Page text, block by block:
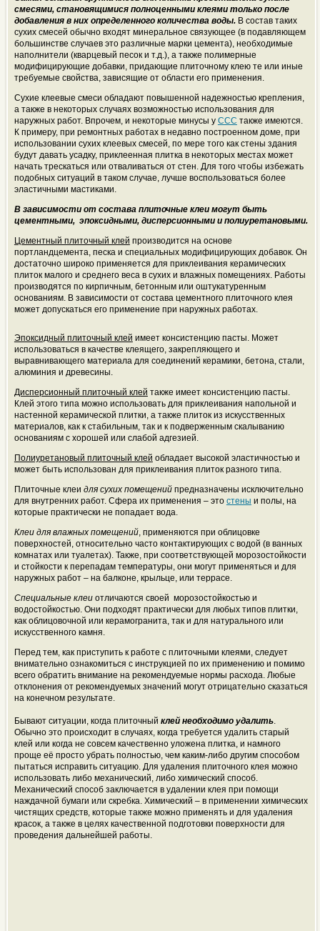
смесями, становящимися полноценными клеями только после
добавления в них определенного количества воды.В состав таких
сухих смесей обычно входят минеральное связующее (в подавляющем
большинстве случаев это различные марки цемента), необходимые
наполнители (кварцевый песок и т.д.), а также полимерные
модифицирующие добавки, придающие плиточному клею те или иные
требуемые свойства, зависящие от области его применения.
Сухие клеевые смеси обладают повышенной надежностью крепления,
а также в некоторых случаях возможностью использования для
наружных работ. Впрочем, и некоторые минусы у ССС также имеются.
К примеру, при ремонтных работах в недавно построенном доме, при
использовании сухих клеевых смесей, по мере того как стены здания
будут давать усадку, приклеенная плитка в некоторых местах может
начать трескаться или отваливаться от стен. Для того чтобы избежать
подобных ситуаций в таком случае, лучше воспользоваться более
эластичными мастиками.
В зависимости от состава плиточные клеи могут быть
цементными, эпоксидными, дисперсионными и полиуретановыми.
Цементный плиточный клей производится на основе
портландцемента, песка и специальных модифицирующих добавок. Он
достаточно широко применяется для приклеивания керамических
плиток малого и среднего веса в сухих и влажных помещениях. Работы
производятся по кирпичным, бетонным или оштукатуренным
основаниям. В зависимости от состава цементного плиточного клея
может допускаться его применение при наружных работах.
Эпоксидный плиточный клей имеет консистенцию пасты. Может
использоваться в качестве клеящего, закрепляющего и
выравнивающего материала для соединений керамики, бетона, стали,
алюминия и древесины.
Дисперсионный плиточный клей также имеет консистенцию пасты.
Клей этого типа можно использовать для приклеивания напольной и
настенной керамической плитки, а также плиток из искусственных
материалов, как к стабильным, так и к подверженным скалыванию
основаниям с хорошей или слабой адгезией.
Полиуретановый плиточный клей обладает высокой эластичностью и
может быть использован для приклеивания плиток разного типа.
Плиточные клеи для сухих помещений предназначены исключительно
для внутренних работ. Сфера их применения – это стены и полы, на
которые практически не попадает вода.
Клеи для влажных помещений, применяются при облицовке
поверхностей, относительно часто контактирующих с водой (в ванных
комнатах или туалетах). Также, при соответствующей морозостойкости
и стойкости к перепадам температуры, они могут применяться и для
наружных работ – на балконе, крыльце, или террасе.
Специальные клеиотличаются своей морозостойкостью и
водостойкостью. Они подходят практически для любых типов плитки,
как облицовочной или керамогранита, так и для натурального или
искусственного камня.
Перед тем, как приступить к работе с плиточными клеями, следует
внимательно ознакомиться с инструкцией по их применению и помимо
всего обратить внимание на рекомендуемые нормы расхода. Любые
отклонения от рекомендуемых значений могут отрицательно сказаться
на конечном результате.
Бывают ситуации, когда плиточный клей необходимо удалить.
Обычно это происходит в случаях, когда требуется удалить старый
клей или когда не совсем качественно уложена плитка, и намного
проще её просто убрать полностью, чем каким-либо другим способом
пытаться исправить ситуацию. Для удаления плиточного клея можно
использовать либо механический, либо химический способ.
Механический способ заключается в удалении клея при помощи
наждачной бумаги или скребка. Химический – в применении химических
чистящих средств, которые также можно применять и для удаления
красок, а также в целях качественной подготовки поверхности для
проведения дальнейшей работы.